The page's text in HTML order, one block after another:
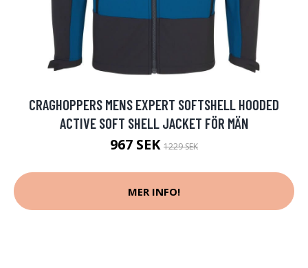
CRAGHOPPERS MENS EXPERT SOFTSHELL HOODED
ACTIVE SOFT SHELL JACKET FÖR MÄN
967 SEK 1229 SEK
MER INFO!